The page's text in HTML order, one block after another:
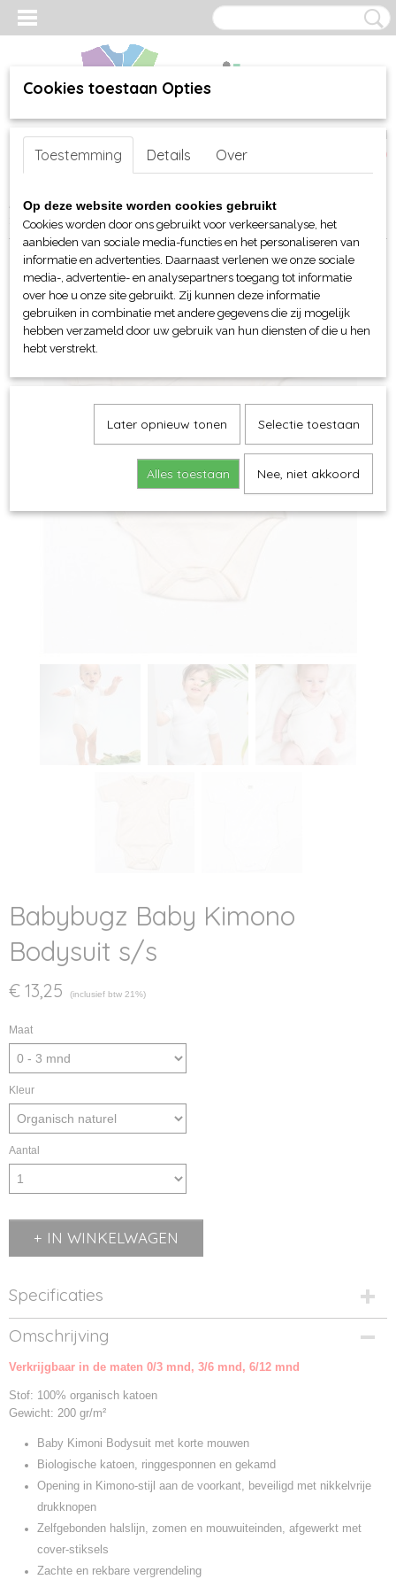
Inloggen Registreren
(0)
Home >webshop>Per merk >Mantis en Babybugz
Rompertjes> Babybugz Baby Kimono Bodysuit s/s
Babybugz Baby Kimono
Bodysuit s/s
€ 13,25 (inclusief btw 21%)
Maat
Kleur
Aantal
IN WINKELWAGEN
Specificaties
Productcode
BZ05T-1
Productcode leverancier
Omschrijving
Verkrijgbaar in de maten 0/3 mnd, 3/6 mnd, 6/12 mnd
Stof: 100% organisch katoen
Gewicht: 200 gr/m²
Baby Kimoni Bodysuit met korte mouwen
Biologische katoen, ringgesponnen en gekamd
Opening in Kimono-stijl aan de voorkant, beveiligd met nikkelvrije
drukknopen
Zelfgebonden halslijn, zomen en mouwuiteinden, afgewerkt met
cover-stiksels
Zachte en rekbare vergrendeling
Cookies toestaan Opties
Toestemming Details Over
Op deze website worden cookies gebruikt
Cookies worden door ons gebruikt voor verkeersanalyse, het
aanbieden van sociale media-functies en het personaliseren van
informatie en advertenties. Daarnaast verlenen we onze sociale
media-, advertentie- en analysepartners toegang tot informatie
over hoe u onze site gebruikt. Zij kunnen deze informatie
gebruiken in combinatie met andere gegevens die zij mogelijk
hebben verzameld door uw gebruik van hun diensten of die u hen
hebt verstrekt.
Later opnieuw tonen Selectie toestaan
Alles toestaan Nee, niet akkoord